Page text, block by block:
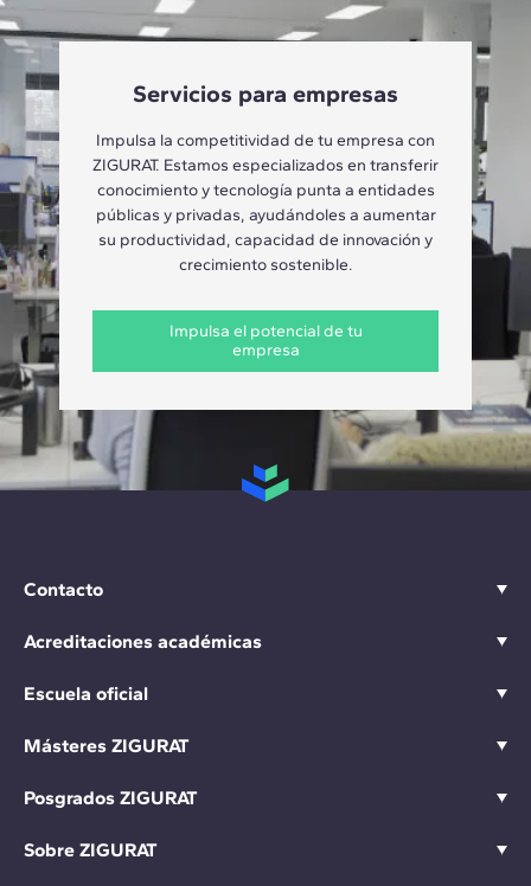
Servicios para empresas
Impulsa la competitividad de tu empresa con
ZIGURAT. Estamos especializados en transferir
conocimiento y tecnología punta a entidades
públicas y privadas, ayudándoles a aumentar
su productividad, capacidad de innovación y
crecimiento sostenible.
Impulsa el potencial de tu
empresa
Contacto
Acreditaciones académicas
Escuela oficial
Másteres ZIGURAT
Posgrados ZIGURAT
Sobre ZIGURAT